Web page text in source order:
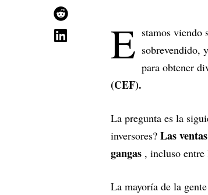
E stamos viendo
sobrevendido,
para obtener
(CEF).
La pregunta es la
inversores? Las
gangas , incluso entre
La mayoría de la